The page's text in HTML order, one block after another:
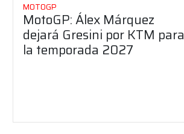
MOTOGP
MotoGP: Álex Márquez
dejará Gresini por KTM para
la temporada 2027